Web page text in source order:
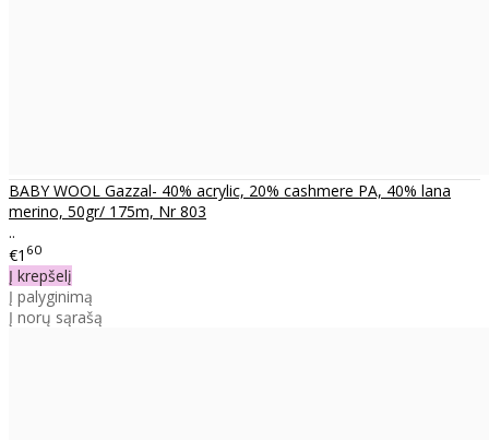
BABY WOOL Gazzal- 40% acrylic, 20% cashmere PA, 40% lana
merino, 50gr/ 175m, Nr 803
..
€1 60
Į krepšelį
Į palyginimą
Į norų sąrašą